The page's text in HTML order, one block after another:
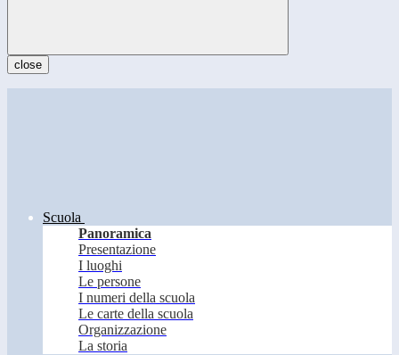
close
Scuola
Panoramica
Presentazione
I luoghi
Le persone
I numeri della scuola
Le carte della scuola
Organizzazione
La storia